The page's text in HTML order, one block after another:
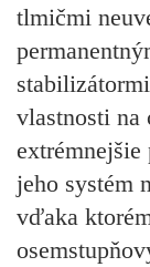
tlmičmi
vlastnosti na
extrémnejšie
jeho systém
vďaka